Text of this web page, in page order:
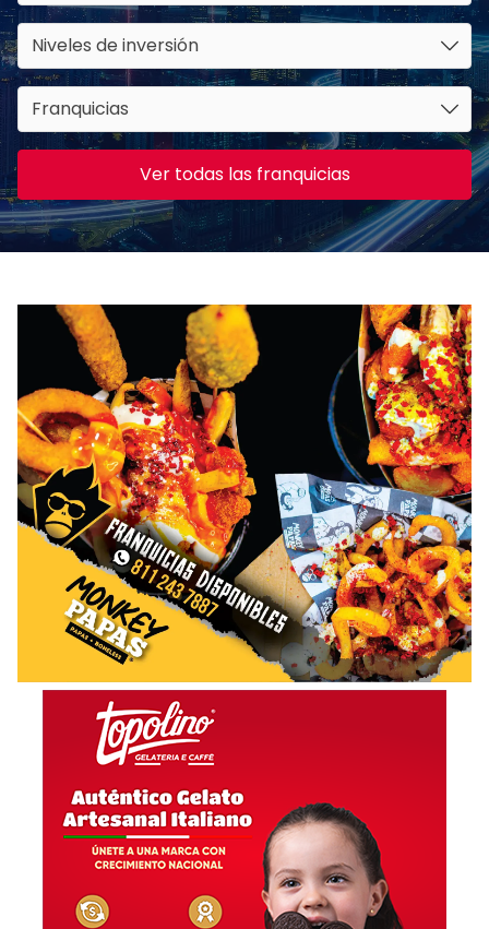
Niveles de inversión
Franquicias
Ver todas las franquicias